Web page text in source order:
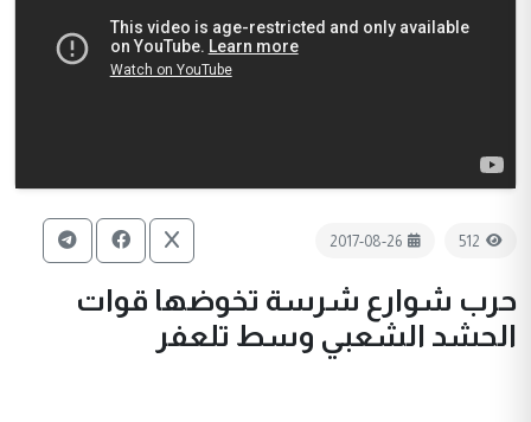
512
2017-08-26
حرب شوارع شرسة تخوضها قوات
الحشد الشعبي وسط تلعفر